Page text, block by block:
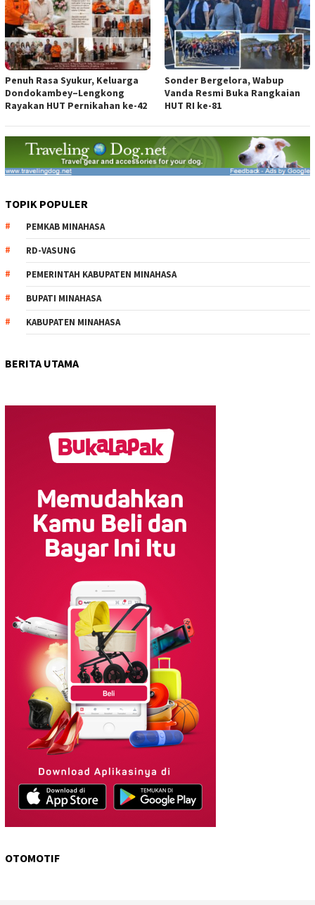
Penuh Rasa Syukur, Keluarga
Dondokambey–Lengkong
Rayakan HUT Pernikahan ke-42
Sonder Bergelora, Wabup
Vanda Resmi Buka Rangkaian
HUT RI ke-81
TOPIK POPULER
PEMKAB MINAHASA
RD-VASUNG
PEMERINTAH KABUPATEN MINAHASA
BUPATI MINAHASA
KABUPATEN MINAHASA
BERITA UTAMA
OTOMOTIF